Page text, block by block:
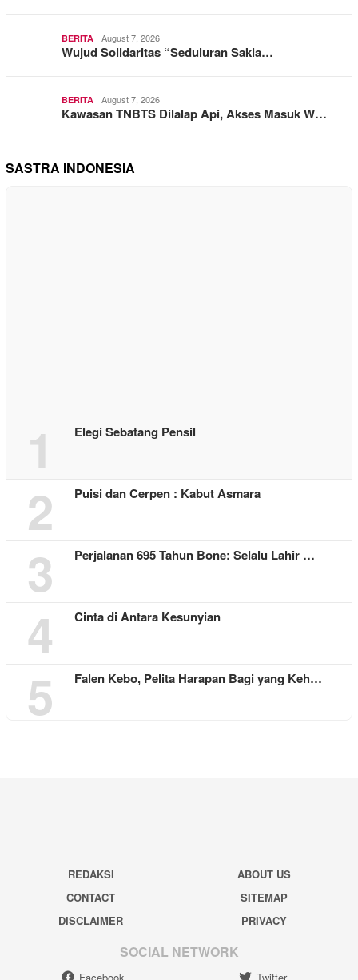
BERITA August 7, 2026
Wujud Solidaritas “Seduluran Sakla…
BERITA August 7, 2026
Kawasan TNBTS Dilalap Api, Akses Masuk W…
SASTRA INDONESIA
4
5
SITEMAP
© 2024 zonanusantara.com. All Rights Reserved.